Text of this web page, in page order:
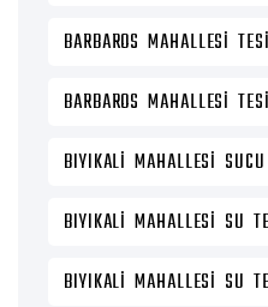
BARBAROS MAHALLESI
BARBAROS MAHALLESI
BIYIKALI MAHALLESI SUCU
BIYIKALI MAHALLESI SU
BIYIKALI MAHALLESI SU